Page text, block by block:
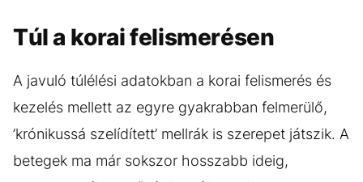
Túl a korai felismerésen
A javuló túlélési adatokban a korai felismerés és
kezelés mellett az egyre gyakrabban felmerülő,
’krónikussá szelídített’ mellrák is szerepet játszik. A
betegek ma már sokszor hosszabb ideig,